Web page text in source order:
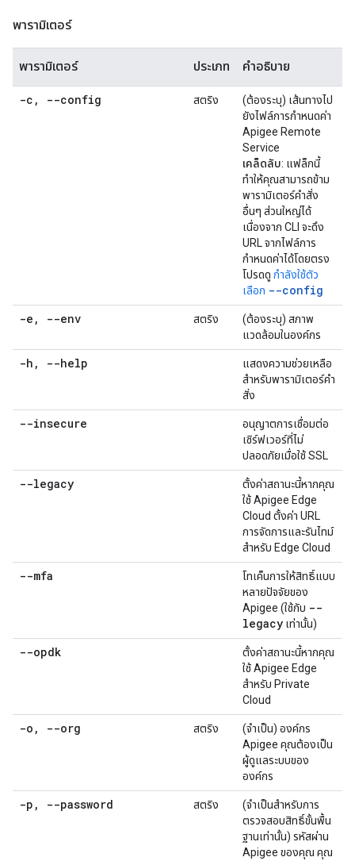
พารามิเตอร์
พารามิเตอร์ ประเภท คำอธิบาย
-c , --config สตริง
(ต้องระบุ) เส้นทางไป
ยังไฟล์การกำหนดค่า
Apigee Remote
Service
เคล็ดลับ: แฟล็กนี้
ทำให้คุณสามารถข้าม
พารามิเตอร์คำสั่ง
อื่นๆ ส่วนใหญ่ได้
เนื่องจาก CLI จะดึง
URL จากไฟล์การ
กำหนดค่าได้โดยตรง
โปรดดู กำลังใช้ตัว
เลือก --config
-e , --env สตริง
(ต้องระบุ) สภาพ
แวดล้อมในองค์กร
-h , --help
แสดงความช่วยเหลือ
สำหรับพารามิเตอร์คำ
สั่ง
--insecure
อนุญาตการเชื่อมต่อ
เซิร์ฟเวอร์ที่ไม่
ปลอดภัยเมื่อใช้ SSL
--legacy
ตั้งค่าสถานะนี้หากคุณ
ใช้ Apigee Edge
Cloud ตั้งค่า URL
การจัดการและรันไทม์
สำหรับ Edge Cloud
--mfa
โทเค็นการให้สิทธิ์แบบ
หลายปัจจัยของ
Apigee (ใช้กับ --
legacy เท่านั้น)
--opdk
ตั้งค่าสถานะนี้หากคุณ
ใช้ Apigee Edge
สำหรับ Private
Cloud
-o , --org สตริง
(จำเป็น) องค์กร
Apigee คุณต้องเป็น
ผู้ดูแลระบบของ
องค์กร
-p , --password สตริง
(จำเป็นสำหรับการ
ตรวจสอบสิทธิ์ขั้นพื้น
ฐานเท่านั้น) รหัสผ่าน
Apigee ของคุณ คุณ